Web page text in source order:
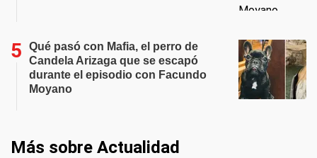
Qué pasó con Mafia, el perro de
Candela Arizaga que se escapó
durante el episodio con Facundo
Moyano
Más sobre Actualidad